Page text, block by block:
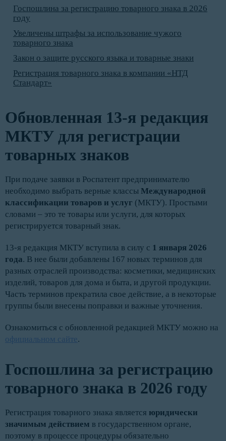
Госпошлина за регистрацию товарного знака в 2026
году
Увеличены штрафы за использование чужого
товарного знака
Закон о защите русского языка и товарные знаки
Регистрация товарного знака в компании «НТД
Стандарт»
Обновленная 13-я редакция
МКТУ для регистрации
товарных знаков
При подаче заявки в Роспатент предпринимателю
необходимо выбрать верные классы Международной
классификации товаров и услуг (МКТУ). Простыми
словами – это те товары или услуги, для которых
регистрируется товарный знак.
13-я редакция МКТУ вступила в силу с 1 января 2026
года. В нее были добавлены 167 новых терминов для
разных отраслей производства: косметики, медицинских
изделий, товаров для дома и быта, и другой продукции.
Часть терминов прекратила свое действие, а в некоторые
группы были внесены поправки и важные уточнения.
Ознакомиться с обновленной редакцией МКТУ можно на
официальном сайте.
Госпошлина за регистрацию
товарного знака в 2026 году
Регистрация товарного знака является юридически
значимым действием в государственном органе,
поэтому в процессе процедуры обязательно